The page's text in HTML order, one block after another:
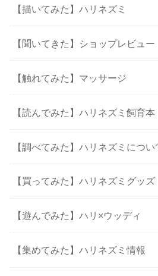
【描いてみた】ハリネズミ
【聞いてきた】ショップレビュー
【触れてみた】マッサージ
【読んでみた】ハリネズミ飼育本
【調べてみた】ハリネズミについ
【買ってみた】ハリネズミグッズ
【遊んでみた】ハリ×ウッディ
【集めてみた】ハリネズミ情報